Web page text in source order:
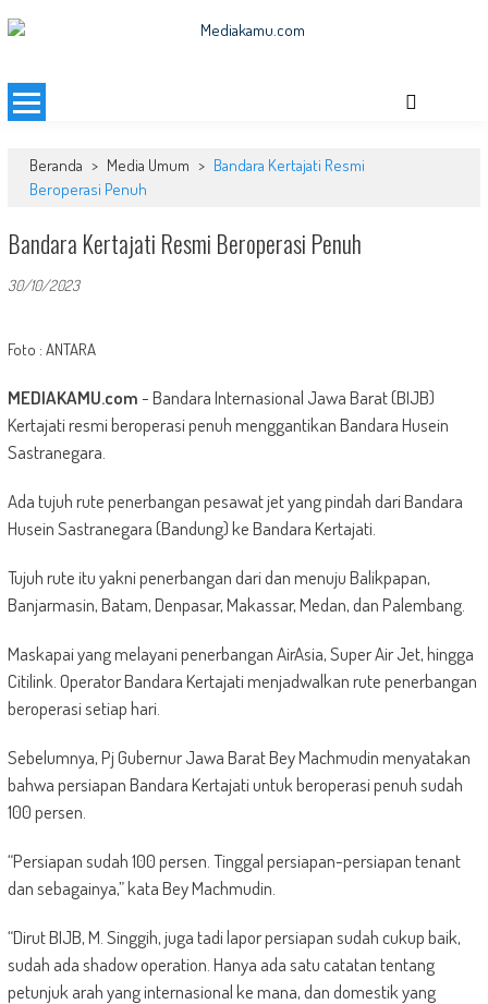
to
Beranda > Media Umum > Bandara Kertajati Resmi
Beroperasi Penuh
Bandara Kertajati Resmi Beroperasi Penuh
30/10/2023
Foto : ANTARA
MEDIAKAMU.com-Bandara Internasional Jawa Barat (BIJB)
Kertajati resmi beroperasi penuh menggantikan Bandara Husein
Sastranegara.
Ada tujuh rute penerbangan pesawat jet yang pindah dari Bandara
Husein Sastranegara (Bandung) ke Bandara Kertajati.
Tujuh rute itu yakni penerbangan dari dan menuju Balikpapan,
Banjarmasin, Batam, Denpasar, Makassar, Medan, dan Palembang.
Maskapai yang melayani penerbangan AirAsia, Super Air Jet, hingga
Citilink. Operator Bandara Kertajati menjadwalkan rute penerbangan
beroperasi setiap hari.
Sebelumnya, Pj Gubernur Jawa Barat Bey Machmudin menyatakan
bahwa persiapan Bandara Kertajati untuk beroperasi penuh sudah
100 persen.
“Persiapan sudah 100 persen. Tinggal persiapan-persiapan tenant
dan sebagainya,” kata Bey Machmudin.
“Dirut BIJB, M. Singgih, juga tadi lapor persiapan sudah cukup baik,
sudah ada shadow operation. Hanya ada satu catatan tentang
petunjuk arah yang internasional ke mana, dan domestik yang